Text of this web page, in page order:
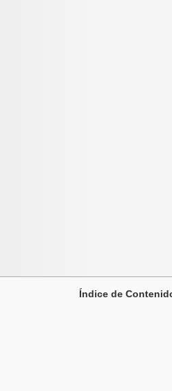
Índice de